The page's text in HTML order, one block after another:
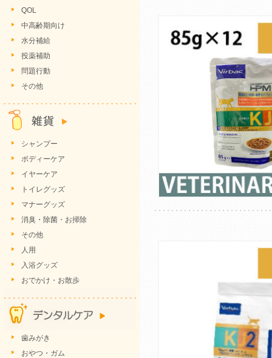
QOL
中高齢期向け
水分補給
投薬補助
問題行動
その他
シャンプー
ボディーケア
イヤーケア
トイレグッズ
マナーグッズ
消臭・除菌・お掃除
その他
人用
入浴グッズ
おでかけ・お散歩
歯みがき
おやつ・ガム